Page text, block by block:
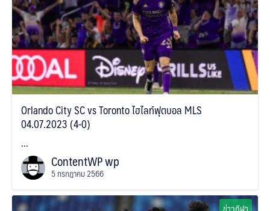
Orlando City SC vs Toronto ไฮไลท์ฟุตบอล MLS
04.07.2023 (4-0)
...
ContentWP wp
5 กรกฎาคม 2566